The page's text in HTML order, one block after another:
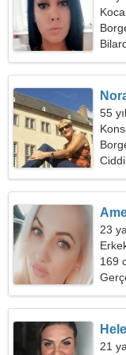
55
23
169
21